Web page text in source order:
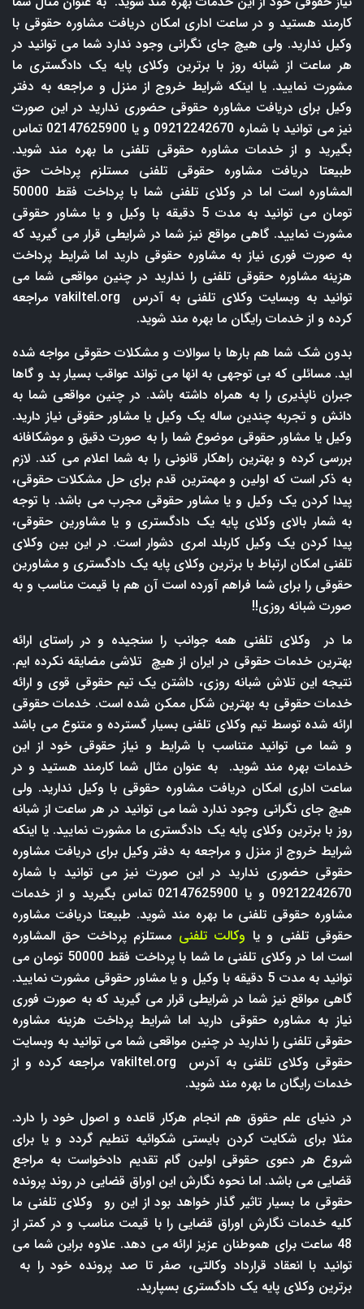
کارمند هستید و در ساعت اداری امکان دریافت مشاوره حقوقی با
وکیل ندارید. ولی هیچ جای نگرانی وجود ندارد شما می توانید در
هر ساعت از شبانه روز با برترین وکلای پایه یک دادگستری ما
مشورت نمایید. یا اینکه شرایط خروج از منزل و مراجعه به دفتر
وکیل برای دریافت مشاوره حقوقی حضوری ندارید در این صورت
نیز می توانید با شماره 09212242670 و یا 02147625900 تماس
بگیرید و از خدمات مشاوره حقوقی تلفنی ما بهره مند شوید.
طبیعتا دریافت مشاوره حقوقی تلفنی مستلزم پرداخت حق
المشاوره است اما در وکلای تلفنی شما با پرداخت فقط 50000
تومان می توانید به مدت 5 دقیقه با وکیل و یا مشاور حقوقی
مشورت نمایید. گاهی مواقع نیز شما در شرایطی قرار می گیرید که
به صورت فوری نیاز به مشاوره حقوقی دارید اما شرایط پرداخت
هزینه مشاوره حقوقی تلفنی را ندارید در چنین مواقعی شما می
توانید به وبسایت وکلای تلفنی به آدرس
vakiltel.org مراجعه
کرده و از خدمات رایگان ما بهره مند شوید.
بدون شک شما هم بارها با سوالات و مشکلات حقوقی مواجه شده
اید. مسائلی که بی توجهی به انها می تواند عواقب بسیار بد و گاها
جبران ناپذیری را به همراه داشته باشد. در چنین مواقعی شما به
دانش و تجربه چندین ساله یک وکیل یا مشاور حقوقی نیاز دارید.
وکیل یا مشاور حقوقی موضوع شما را به صورت دقیق و موشکافانه
بررسی کرده و بهترین راهکار قانونی را به شما اعلام می کند. لازم
به ذکر است که اولین و مهمترین قدم برای حل مشکلات حقوقی،
پیدا کردن یک وکیل و یا مشاور حقوقی مجرب می باشد. با توجه
به شمار بالای وکلای پایه یک دادگستری و یا مشاورین حقوقی،
پیدا کردن یک وکیل کاربلد امری دشوار است. در این بین وکلای
تلفنی امکان ارتباط با برترین وکلای پایه یک دادگستری و مشاورین
حقوقی را برای شما فراهم آورده است آن هم با قیمت مناسب و به
صورت شبانه روزی!!
ما در وکلای تلفنی همه جوانب را سنجیده و در راستای ارائه
بهترین خدمات حقوقی در ایران از هیچ تلاشی مضایقه نکرده ایم.
نتیجه این تلاش شبانه روزی، داشتن یک تیم حقوقی قوی و ارائه
خدمات حقوقی به بهترین شکل ممکن شده است. خدمات حقوقی
ارائه شده توسط تیم وکلای تلفنی بسیار گسترده و متنوع می باشد
و شما می توانید متناسب با شرایط و نیاز حقوقی خود از این
خدمات بهره مند شوید. به عنوان مثال شما کارمند هستید و در
ساعت اداری امکان دریافت مشاوره حقوقی با وکیل ندارید. ولی
هیچ جای نگرانی وجود ندارد شما می توانید در هر ساعت از شبانه
روز با برترین وکلای پایه یک دادگستری ما مشورت نمایید. یا اینکه
شرایط خروج از منزل و مراجعه به دفتر وکیل برای دریافت مشاوره
حقوقی حضوری ندارید در این صورت نیز می توانید با شماره
09212242670 و یا 02147625900 تماس بگیرید و از خدمات
مشاوره حقوقی تلفنی ما بهره مند شوید. طبیعتا دریافت مشاوره
حقوقی تلفنی و یا وکالت تلفنی مستلزم پرداخت حق المشاوره
است اما در وکلای تلفنی ما شما با پرداخت فقط 50000 تومان می
توانید به مدت 5 دقیقه با وکیل و یا مشاور حقوقی مشورت نمایید.
گاهی مواقع نیز شما در شرایطی قرار می گیرید که به صورت فوری
نیاز به مشاوره حقوقی دارید اما شرایط پرداخت هزینه مشاوره
حقوقی تلفنی را ندارید در چنین مواقعی شما می توانید به وبسایت
حقوقی وکلای تلفنی به آدرس
vakiltel.org مراجعه کرده و از
خدمات رایگان ما بهره مند شوید.
در دنیای علم حقوق هم انجام هرکار قاعده و اصول خود را دارد.
مثلا برای شکایت کردن بایستی شکوائیه تنطیم گردد و یا برای
شروع هر دعوی حقوقی اولین گام تقدیم دادخواست به مراجع
قضایی می باشد. اما نحوه نگارش این اوراق قضایی در روند پرونده
حقوقی ما بسیار تاثیر گذار خواهد بود از این رو وکلای تلفنی ما
کلیه خدمات نگارش اوراق قضایی را با قیمت مناسب و در کمتر از
48 ساعت برای هموطنان عزیز ارائه می دهد. علاوه براین شما می
توانید با انعقاد قرارداد وکالتی، صفر تا صد پرونده خود را به
برترین وکلای پایه یک دادگستری بسپارید.